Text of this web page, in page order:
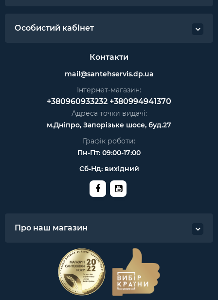
Особистий кабінет
Контакти
mail@santehservis.dp.ua
Інтернет-магазин:
+380960933232 +380994941370
Адреса точки видачі:
м.Дніпро, Запорізьке шосе, буд.27
Графік роботи:
Пн-Пт: 09:00-17:00
Сб-Нд: вихідний
Про наш магазин